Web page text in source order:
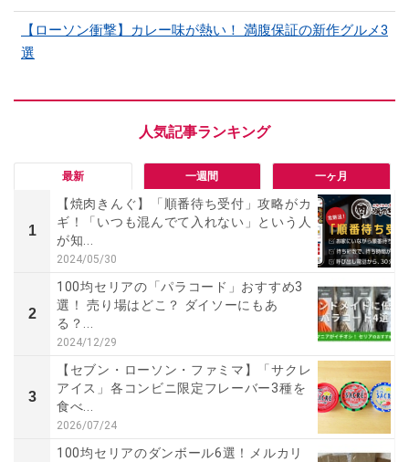
【ローソン衝撃】カレー味が熱い！ 満腹保証の新作グルメ3
選
最新 一週間 一ヶ月
1
【焼肉きんぐ】「順番待ち受付」攻略がカ
ギ！「いつも混んでて入れない」という人
が知...
2024/05/30
2
100均セリアの「パラコード」おすすめ3
選！ 売り場はどこ？ ダイソーにもあ
る？...
2024/12/29
3
【セブン・ローソン・ファミマ】「サクレ
アイス」各コンビニ限定フレーバー3種を
食べ...
2026/07/24
100均セリアのダンボール6選！メルカリ